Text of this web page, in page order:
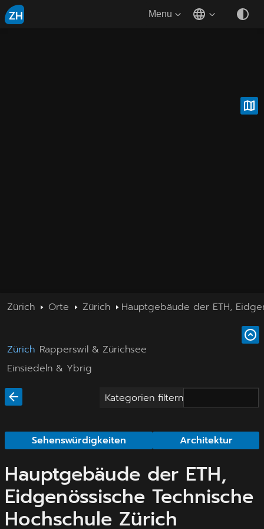
ZH Menu
Zürich Orte Zürich Hauptgebäude der ETH,
Zürich Rapperswil & Zürichsee
Einsiedeln & Ybrig
Kategorien filtern
Sehenswürdigkeiten Architektur
Hauptgebäude der ETH,
Eidgenössische Technische
Hochschule Zürich